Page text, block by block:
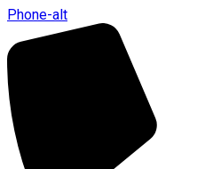
Phone-alt